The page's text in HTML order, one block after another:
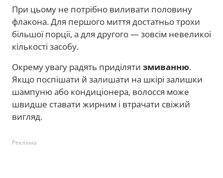
При цьому не потрібно виливати половину
флакона. Для першого миття достатньо трохи
більшої порції, а для другого — зовсім невеликої
кількості засобу.
Окрему увагу радять приділяти змиванню.
Якщо поспішати й залишати на шкірі залишки
шампуню або кондиціонера, волосся може
швидше ставати жирним і втрачати свіжий
вигляд.
Реклама